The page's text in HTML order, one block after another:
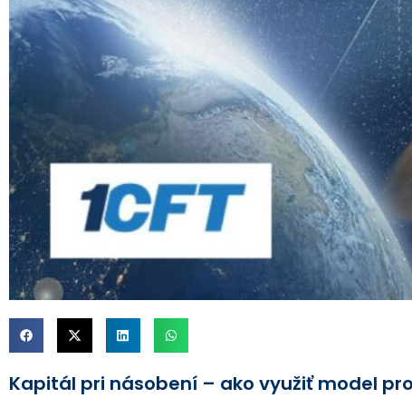
Kapitál pri násobení – ako využiť model